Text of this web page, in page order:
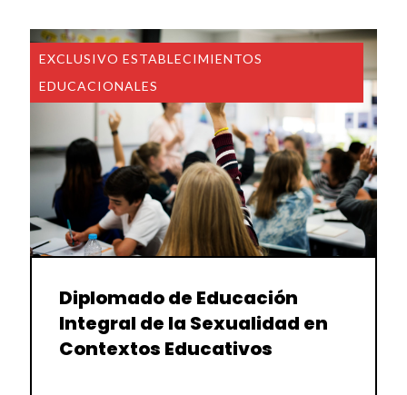
EXCLUSIVO ESTABLECIMIENTOS
EDUCACIONALES
Diplomado de Educación
Integral de la Sexualidad en
Contextos Educativos